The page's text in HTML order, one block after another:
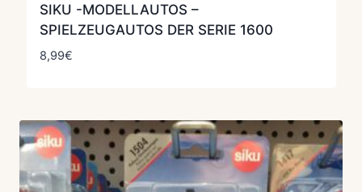
SIKU -MODELLAUTOS –
SPIELZEUGAUTOS DER SERIE 1600
8,99€